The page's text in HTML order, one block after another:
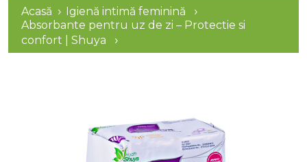
Acasă
Igienă intimă feminină
Absorbante pentru uz de zi – Protectie si
confort | Shuya